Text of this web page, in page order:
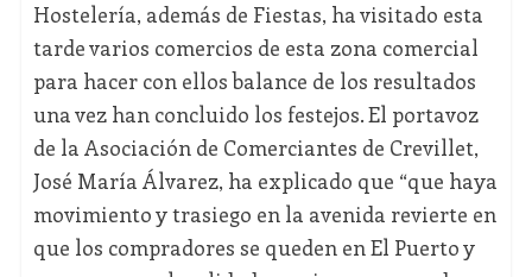
Hostelería, además de Fiestas, ha visitado esta
tarde varios comercios de esta zona comercial
para hacer con ellos balance de los resultados
una vez han concluido los festejos. El portavoz
de la Asociación de Comerciantes de Crevillet,
José María Álvarez, ha explicado que “que haya
movimiento y trasiego en la avenida revierte en
que los compradores se queden en El Puerto y